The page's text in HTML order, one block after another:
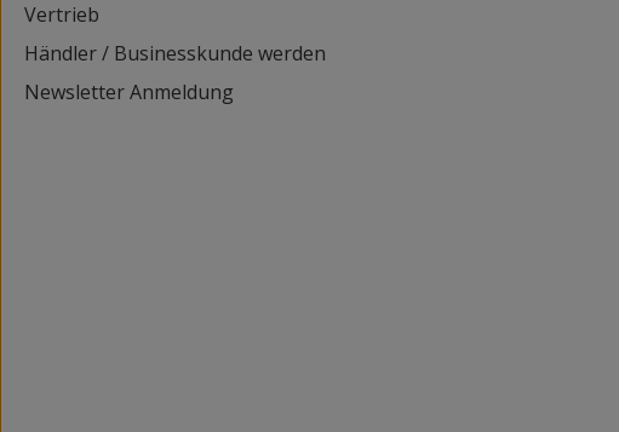
Vertrieb
Händler / Businesskunde werden
Newsletter Anmeldung